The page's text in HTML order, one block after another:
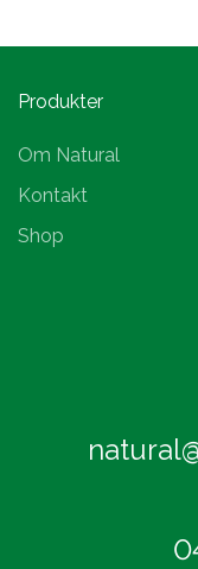
Produkter
Om Natural
Kontakt
Shop